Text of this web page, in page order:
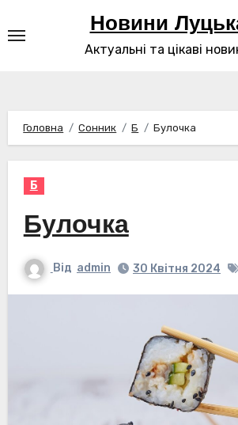
до
Новини
Актуальні та цікаві
Головна Сонник Б Булочка
Б
Булочка
Від admin 30 Квітня 2024